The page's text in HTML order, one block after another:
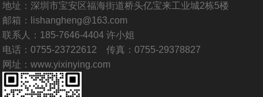
地址：深圳市宝安区福海街道桥头亿宝来工业城2栋5楼
邮箱：lishangheng@163.com
联系人：185-7646-4404 许小姐
电话：0755-23722612 传真：0755-29378827
网址：www.yixinying.com